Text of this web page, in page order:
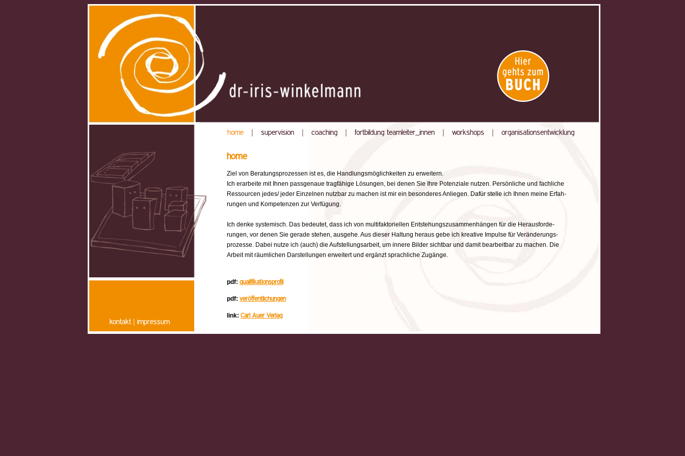
home | supervision | coaching | fortbildung teamleiter_innen | workshops | organisationsentwicklung
kontakt | impressum
home
Ziel von Beratungsprozessen ist es, die Handlungsmöglichkeiten zu erweitern.
Ich erarbeite mit Ihnen passgenaue tragfähige Lösungen, bei denen Sie Ihre Potenziale nutzen. Persönliche und fachliche
Ressourcen jedes/ jeder Einzelnen nutzbar zu machen ist mir ein besonderes Anliegen. Dafür stelle ich Ihnen meine Erfah-
rungen und Kompetenzen zur Verfügung.
Ich denke systemisch. Das bedeutet, dass ich von multifaktoriellen Entstehungszusammenhängen für die Herausforde-
rungen, vor denen Sie gerade stehen, ausgehe. Aus dieser Haltung heraus gebe ich kreative Impulse für Veränderungs-
prozesse. Dabei nutze ich (auch) die Aufstellungsarbeit, um innere Bilder sichtbar und damit bearbeitbar zu machen. Die
Arbeit mit räumlichen Darstellungen erweitert und ergänzt sprachliche Zugänge.
pdf: qualifikationsprofil
pdf: veröffentlichungen
link: Carl Auer Verlag